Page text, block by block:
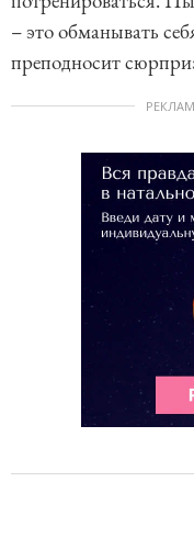
– это обманывать
преподносит